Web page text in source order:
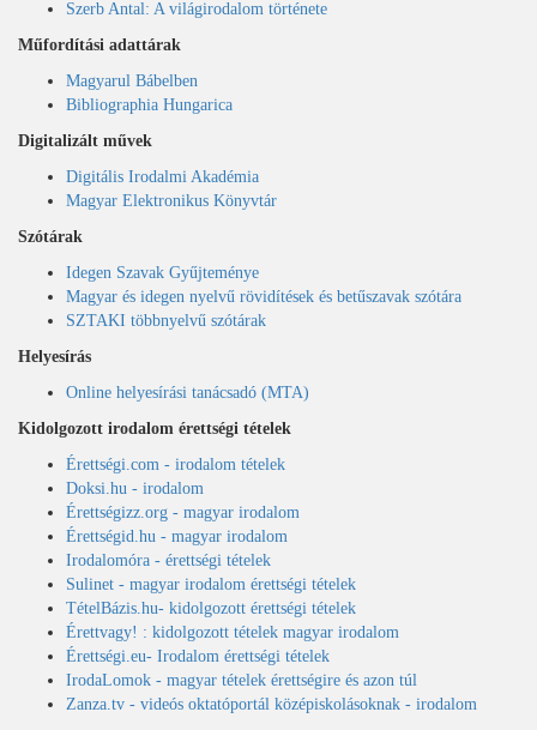
Szerb Antal: A világirodalom története
Műfordítási adattárak
Magyarul Bábelben
Bibliographia Hungarica
Digitalizált művek
Digitális Irodalmi Akadémia
Magyar Elektronikus Könyvtár
Szótárak
Idegen Szavak Gyűjteménye
Magyar és idegen nyelvű rövidítések és betűszavak szótára
SZTAKI többnyelvű szótárak
Helyesírás
Online helyesírási tanácsadó (MTA)
Kidolgozott irodalom érettségi tételek
Érettségi.com - irodalom tételek
Doksi.hu - irodalom
Érettségizz.org - magyar irodalom
Érettségid.hu - magyar irodalom
Irodalomóra - érettségi tételek
Sulinet - magyar irodalom érettségi tételek
TételBázis.hu- kidolgozott érettségi tételek
Érettvagy! : kidolgozott tételek magyar irodalom
Érettségi.eu- Irodalom érettségi tételek
IrodaLomok - magyar tételek érettségire és azon túl
Zanza.tv - videós oktatóportál középiskolásoknak - irodalom